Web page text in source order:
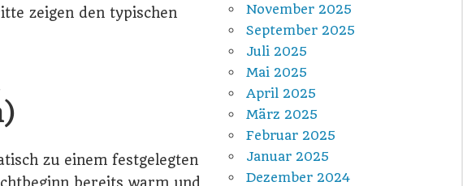
zeigen den typischen
zu einem festgelegten
bereits warm und
November 2025
September 2025
Juli 2025
Mai 2025
April 2025
März 2025
Februar 2025
Januar 2025
Dezember 2024